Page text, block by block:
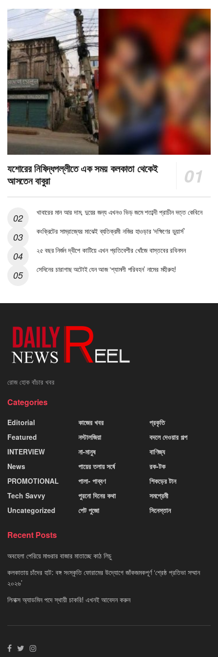
যশোরের নিষিদ্ধপল্লীতে এক সময় কলকাতা থেকেই
আসতেন বাবুরা
খাবারের মান আর দাম, দুয়ের জন্য এখনও ভিড় জমে শতাব্দী প্রাচীন দত্ত কেবিনে
কংক্রিটের সাম্রাজ্যের মাঝেই ব্যতিক্রমী নজির হাওড়ার ‘দক্ষিণের ডুয়ার্স’
২৫ বছর নির্জন দ্বীপে কাটিয়ে এখন প্রতিবেশীর খোঁজে বাস্তবের রবিনসন
সেদিনের চারাগাছ অটোই যেন আজ ‘শ্যামলী পরিবহন’ নামের মহীরুহ!
রোজ হোক বাঁচার খবর
Categories
Editorial
Featured
INTERVIEW
News
PROMOTIONAL
Tech Savvy
Uncategorized
কাজের খবর
নস্টালজিয়া
না-মানুষ
পায়ের তলায় সর্ষে
পালা- পাব্বণ
পুরনো দিনের কথা
পেট পুজো
প্রকৃতি
বদলে দেওয়ার গল্প
বাণিজ্য
রক-টক
শিকড়ের টান
সমপ্রেমী
সিনেস্তান
Recent Posts
অবহেলা পেরিয়ে মাগুরার বাজার মাতাচ্ছে কাঠ লিচু
কলকাতায় চাঁদের হাট: বঙ্গ সংস্কৃতি ফোরামের উদ্যোগে জাঁকজমকপূর্ণ ‘শ্রেষ্ঠ প্রতিভা সম্মান
২০২৬’
লিনাক্স অ্যাডমিন পদে স্থায়ী চাকরি! এখনই আবেদন করুন